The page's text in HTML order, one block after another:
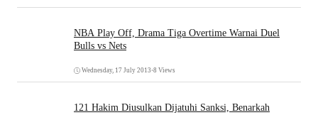
NBA Play Off, Drama Tiga Overtime Warnai Duel
Bulls vs Nets
Wednesday, 17 July 2013 •8 Views
121 Hakim Diusulkan Dijatuhi Sanksi, Benarkah